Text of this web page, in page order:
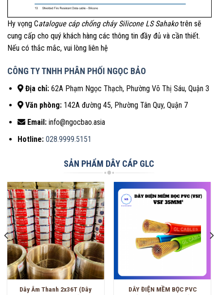
Hy vọng Catalogue cáp chống cháy Silicone LS Sahakotrên sẽ
cung cấp cho quý khách hàng các thông tin đầy đủ và cần thiết.
Nếu có thắc mắc, vui lòng liên hệ
CÔNG TY TNHH PHÂN PHỐI NGỌC BẢO
Địa chỉ:62A Phạm Ngọc Thạch, Phường Võ Thị Sáu, Quận 3
Văn phòng:142A đường 45, Phường Tân Quy, Quận 7
Email:info@ngocbao.asia
Hotline: 028.9999.5151
SẢN PHẨM DÂY CÁP GLC
Dây Âm Thanh 2x36T (Dây
DÂY ĐIỆN MỀM BỌC PVC